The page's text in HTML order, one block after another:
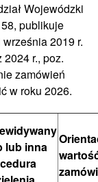
Wojewódzki
publikuje
2019 r.
r., poz.
zamówień
w roku 2026.
lub inna